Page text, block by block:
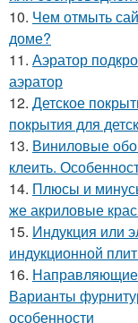
10. Чем отмыть
доме?
11. Аэратор
аэратор
12. Детское
покрытия для
13. Виниловые
клеить.
14. Плюсы и
же акриловые
15. Индукция или
индукционной
16. Направляющие
Варианты
особенности